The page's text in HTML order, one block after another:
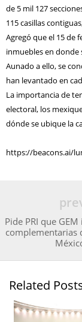
de 5 mil 127
115 casillas
Agregó que el 15 de
inmuebles en donde
Aunado a ello, se
han levantado en
La importancia de
electoral, los
dónde se ubique la
https://beacons.ai/
Pide PRI que
complementarias
Related